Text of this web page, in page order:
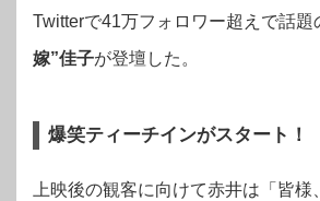
Twitterで41万フォロワー超えで話題
嫁”佳子が登壇した。
爆笑ティーチインがスタート！
上映後の観客に向けて赤井は「皆